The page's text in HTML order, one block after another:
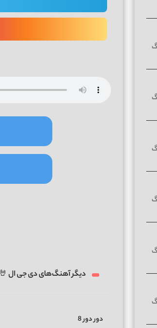
دیگر آهنگ‌های دی جی ال 🤘
دور دور 8